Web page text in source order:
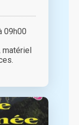
09h00
matériel